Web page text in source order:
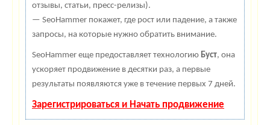
отзывы, статьи, пресс-релизы).
— SeoHammer покажет, где рост или падение, а также
запросы, на которые нужно обратить внимание.
SeoHammer еще предоставляет технологию Буст, она
ускоряет продвижение в десятки раз, а первые
результаты появляются уже в течение первых 7 дней.
Зарегистрироваться и Начать продвижение